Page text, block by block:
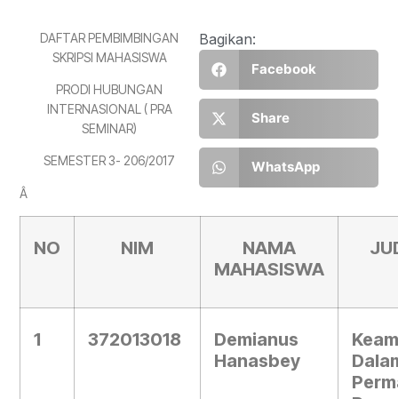
DAFTAR PEMBIMBINGAN
SKRIPSI MAHASISWA
PRODI HUBUNGAN
INTERNASIONAL ( PRA
SEMINAR)
SEMESTER 3- 206/2017
Â
NO NIM
NAMA
MAHASISWA
1 372013018
Demianus
Hanasbey
Bagikan:
Facebook
Share
WhatsApp